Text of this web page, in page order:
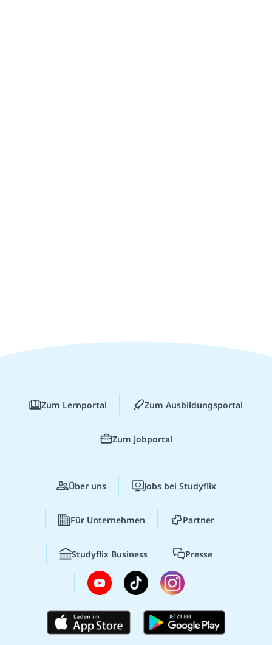
Zum Lernportal Zum Ausbildungsportal
Zum Jobportal
Über uns Jobs bei Studyflix
Für Unternehmen Partner
Studyflix Business Presse